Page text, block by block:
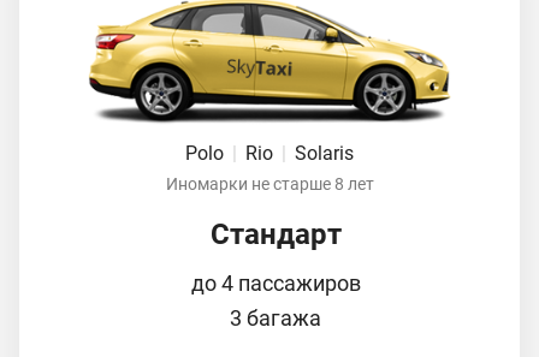
Polo | Rio | Solaris
Иномарки не старше 8 лет
Стандарт
до 4 пассажиров
3 багажа